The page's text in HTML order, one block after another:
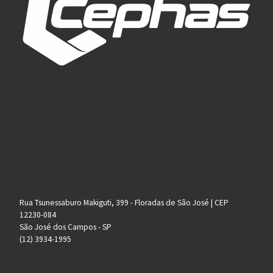
Rua Tsunessaburo Makiguti, 399 - Floradas de São José | CEP
12230-084
São José dos Campos - SP
(12) 3934-1995